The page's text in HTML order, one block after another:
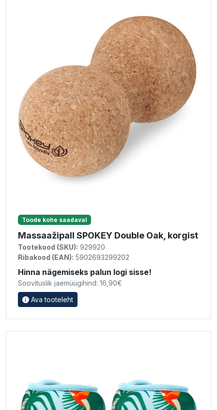
Toode kohe saadaval
Massaažipall SPOKEY Double Oak, korgist
Tootekood (SKU): 929920
Ribakood (EAN): 5902693299202
Hinna nägemiseks palun logi sisse!
Soovituslik jaemüügihind: 16,90€
Ava tooteleht